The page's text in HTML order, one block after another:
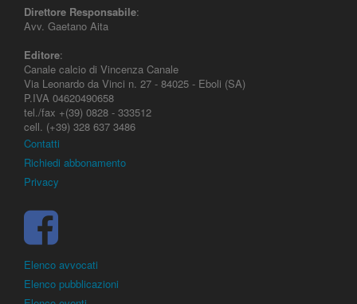
Direttore Responsabile:
Avv. Gaetano Aita
Editore:
Canale calcio di Vincenza Canale
Via Leonardo da Vinci n. 27 - 84025 - Eboli (SA)
P.IVA 04620490658
tel./fax +(39) 0828 - 333512
cell. (+39) 328 637 3486
Contatti
Richiedi abbonamento
Privacy
Elenco avvocati
Elenco pubblicazioni